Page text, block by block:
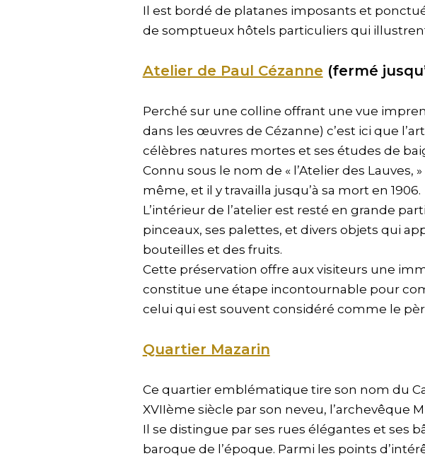
Il est bordé de platanes imposants et
de somptueux hôtels particuliers qui
Atelier de Paul Cézanne (fermé
Perché sur une colline offrant une vue
dans les œuvres de Cézanne) c’est ici que
célèbres natures mortes et ses études de
Connu sous le nom de « l’Atelier des Lauves,
même, et il y travailla jusqu’à sa mort en 1906.
L’intérieur de l’atelier est resté en grande
pinceaux, ses palettes, et divers objets qui
bouteilles et des fruits.
Cette préservation offre aux visiteurs une
constitue une étape incontournable pour
celui qui est souvent considéré comme le
Quartier Mazarin
Ce quartier emblématique tire son nom du
XVIIème siècle par son neveu, l’archevêque
Il se distingue par ses rues élégantes et ses
baroque de l’époque. Parmi les points